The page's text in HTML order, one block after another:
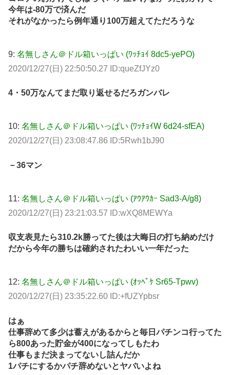
今年は-80万で済んだ
それがなかったら例年通り100万超えてただろうな
9: 名無しさん＠ドル箱いっぱい (ﾜｯﾁｮｲ 8dc5-yePO)
2020/12/27(日) 22:50:50.27 ID:queZfJYz0
4・50万なんてまだ取り返せるだろガンバレ
10: 名無しさん＠ドル箱いっぱい (ﾜｯﾁｮｲW 6d24-sfEA)
2020/12/27(日) 23:08:47.86 ID:5Rwh1bJ90
－36マン
11: 名無しさん＠ドル箱いっぱい (ｱｳｱｳｶｰ Sad3-A/g8)
2020/12/27(日) 23:21:03.57 ID:wXQ8MEWYa
収支表見たら310.2k勝ってた後は大晦日の打ち納めだけ
だから今年の勝ちは確約されたわいい一年だった
12: 名無しさん＠ドル箱いっぱい (ｵｯﾍﾟｹ Sr65-Tpwv)
2020/12/27(日) 23:35:22.60 ID:+fUZYpbsr
はぁ
仕事辞めて多少は蓄えがあるからと毎日パチンコ行ってた
ら800あった貯金が400になってしもたわ
仕事もまだ決まってないし詰んだか
1パチにするかパチ辞めないとヤバいよね